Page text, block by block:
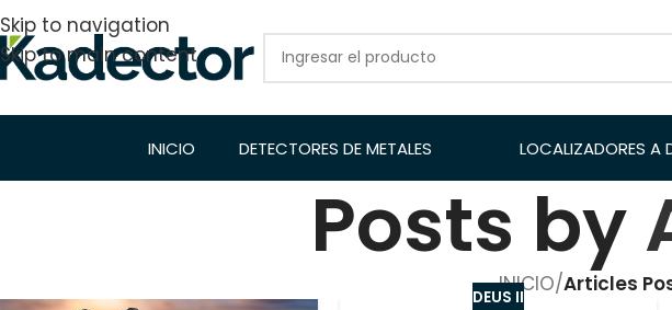
Skip to navigation
Skip to main content
INICIO DETECTORES DE METALES LOCALIZADORES A
Posts by
INICIO/Articles
DEUS II